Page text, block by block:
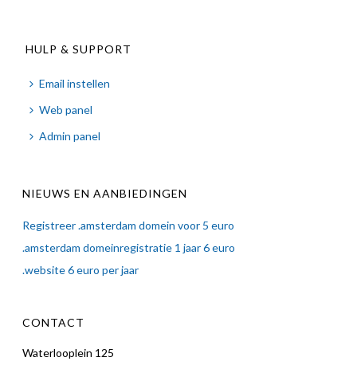
HULP & SUPPORT
Email instellen
Web panel
Admin panel
NIEUWS EN AANBIEDINGEN
Registreer .amsterdam domein voor 5 euro
.amsterdam domeinregistratie 1 jaar 6 euro
.website 6 euro per jaar
CONTACT
Waterlooplein 125